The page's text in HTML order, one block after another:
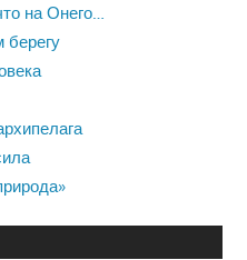
на Онего…